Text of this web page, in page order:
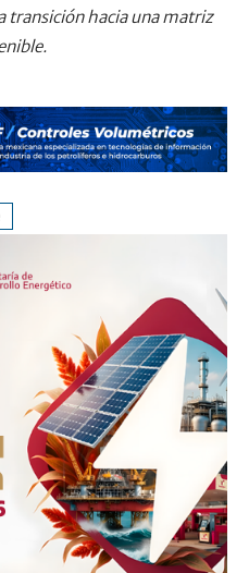
transición hacia una matriz